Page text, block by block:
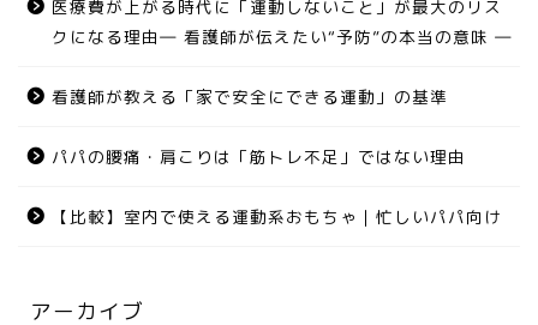
医療費が上がる時代に「運動しないこと」が最大のリス
クになる理由― 看護師が伝えたい“予防”の本当の意味 ―
看護師が教える「家で安全にできる運動」の基準
パパの腰痛・肩こりは「筋トレ不足」ではない理由
【比較】室内で使える運動系おもちゃ｜忙しいパパ向け
アーカイブ